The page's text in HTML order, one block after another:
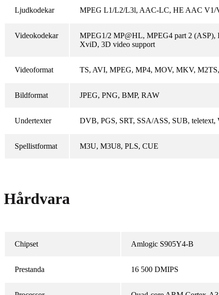
Ljudkodekar MPEG L1/L2/L3l, AAC-LC, HE AAC
Videokodekar
MPEG1/2 MP@HL, MPEG4 part 2
XviD, 3D video support
Videoformat TS, AVI, MPEG, MP4, MOV, MKV,
Bildformat JPEG, PNG, BMP, RAW
Undertexter DVB, PGS, SRT, SSA/ASS, SUB, teletext,
Spellistformat M3U, M3U8, PLS, CUE
Hårdvara
Chipset Amlogic S905Y4-B
Prestanda 16 500 DMIPS